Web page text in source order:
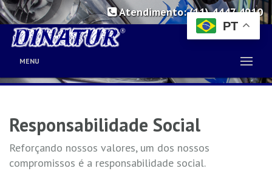
Atendimento: (11) 4447 4910
MENU
Responsabilidade Social
Reforçando nossos valores, um dos nossos
compromissos é a responsabilidade social.
PT